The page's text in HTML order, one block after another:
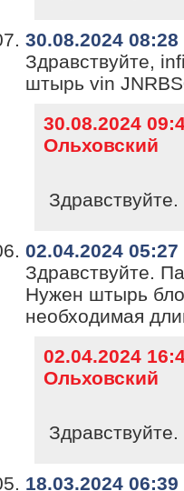
30.08.2024 08:28
Здравствуйте,
штырь vin
30.08.2024
Ольховский
02.04.2024 05:27
Здравствуйте.
Нужен штырь
необходимая
02.04.2024
Ольховский
18.03.2024 06:39